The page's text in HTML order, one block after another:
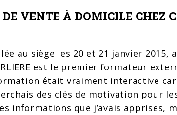
VENTE À DOMICILE CHEZ
au siège les 20 et 21 janvier 2015,
est le premier formateur
était vraiment interactive car
des clés de motivation pour
informations que j’avais apprises,